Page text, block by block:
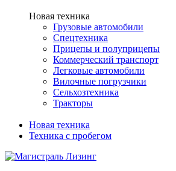
Новая техника
Грузовые автомобили
Спецтехника
Прицепы и полуприцепы
Коммерческий транспорт
Легковые автомобили
Вилочные погрузчики
Сельхозтехника
Тракторы
Новая техника
Техника с пробегом